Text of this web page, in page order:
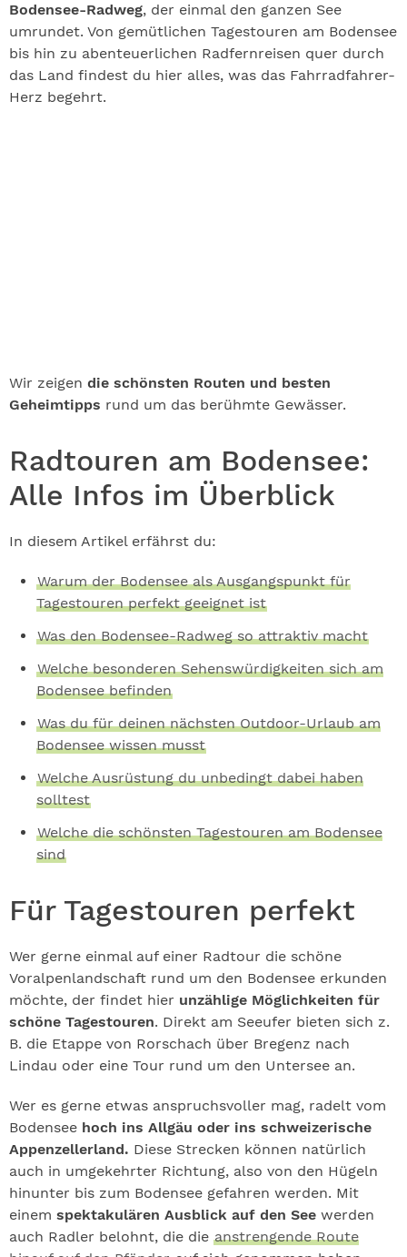
Bodensee-Radweg, der einmal den ganzen See
umrundet. Von gemütlichen Tagestouren am Bodensee
bis hin zu abenteuerlichen Radfernreisen quer durch
das Land findest du hier alles, was das Fahrradfahrer-
Herz begehrt.
Wir zeigen die schönsten Routen und besten
Geheimtipps rund um das berühmte Gewässer.
Radtouren am Bodensee:
Alle Infos im Überblick
In diesem Artikel erfährst du:
Warum der Bodensee als Ausgangspunkt für
Tagestouren perfekt geeignet ist
Was den Bodensee-Radweg so attraktiv macht
Welche besonderen Sehenswürdigkeiten sich am
Bodensee befinden
Was du für deinen nächsten Outdoor-Urlaub am
Bodensee wissen musst
Welche Ausrüstung du unbedingt dabei haben
solltest
Welche die schönsten Tagestouren am Bodensee
sind
Für Tagestouren perfekt
Wer gerne einmal auf einer Radtour die schöne
Voralpenlandschaft rund um den Bodensee erkunden
möchte, der findet hier unzählige Möglichkeiten für
schöne Tagestouren. Direkt am Seeufer bieten sich z.
B. die Etappe von Rorschach über Bregenz nach
Lindau oder eine Tour rund um den Untersee an.
Wer es gerne etwas anspruchsvoller mag, radelt vom
Bodensee hoch ins Allgäu oder ins schweizerische
Appenzellerland. Diese Strecken können natürlich
auch in umgekehrter Richtung, also von den Hügeln
hinunter bis zum Bodensee gefahren werden. Mit
einem spektakulären Ausblick auf den See werden
auch Radler belohnt, die die anstrengende Route